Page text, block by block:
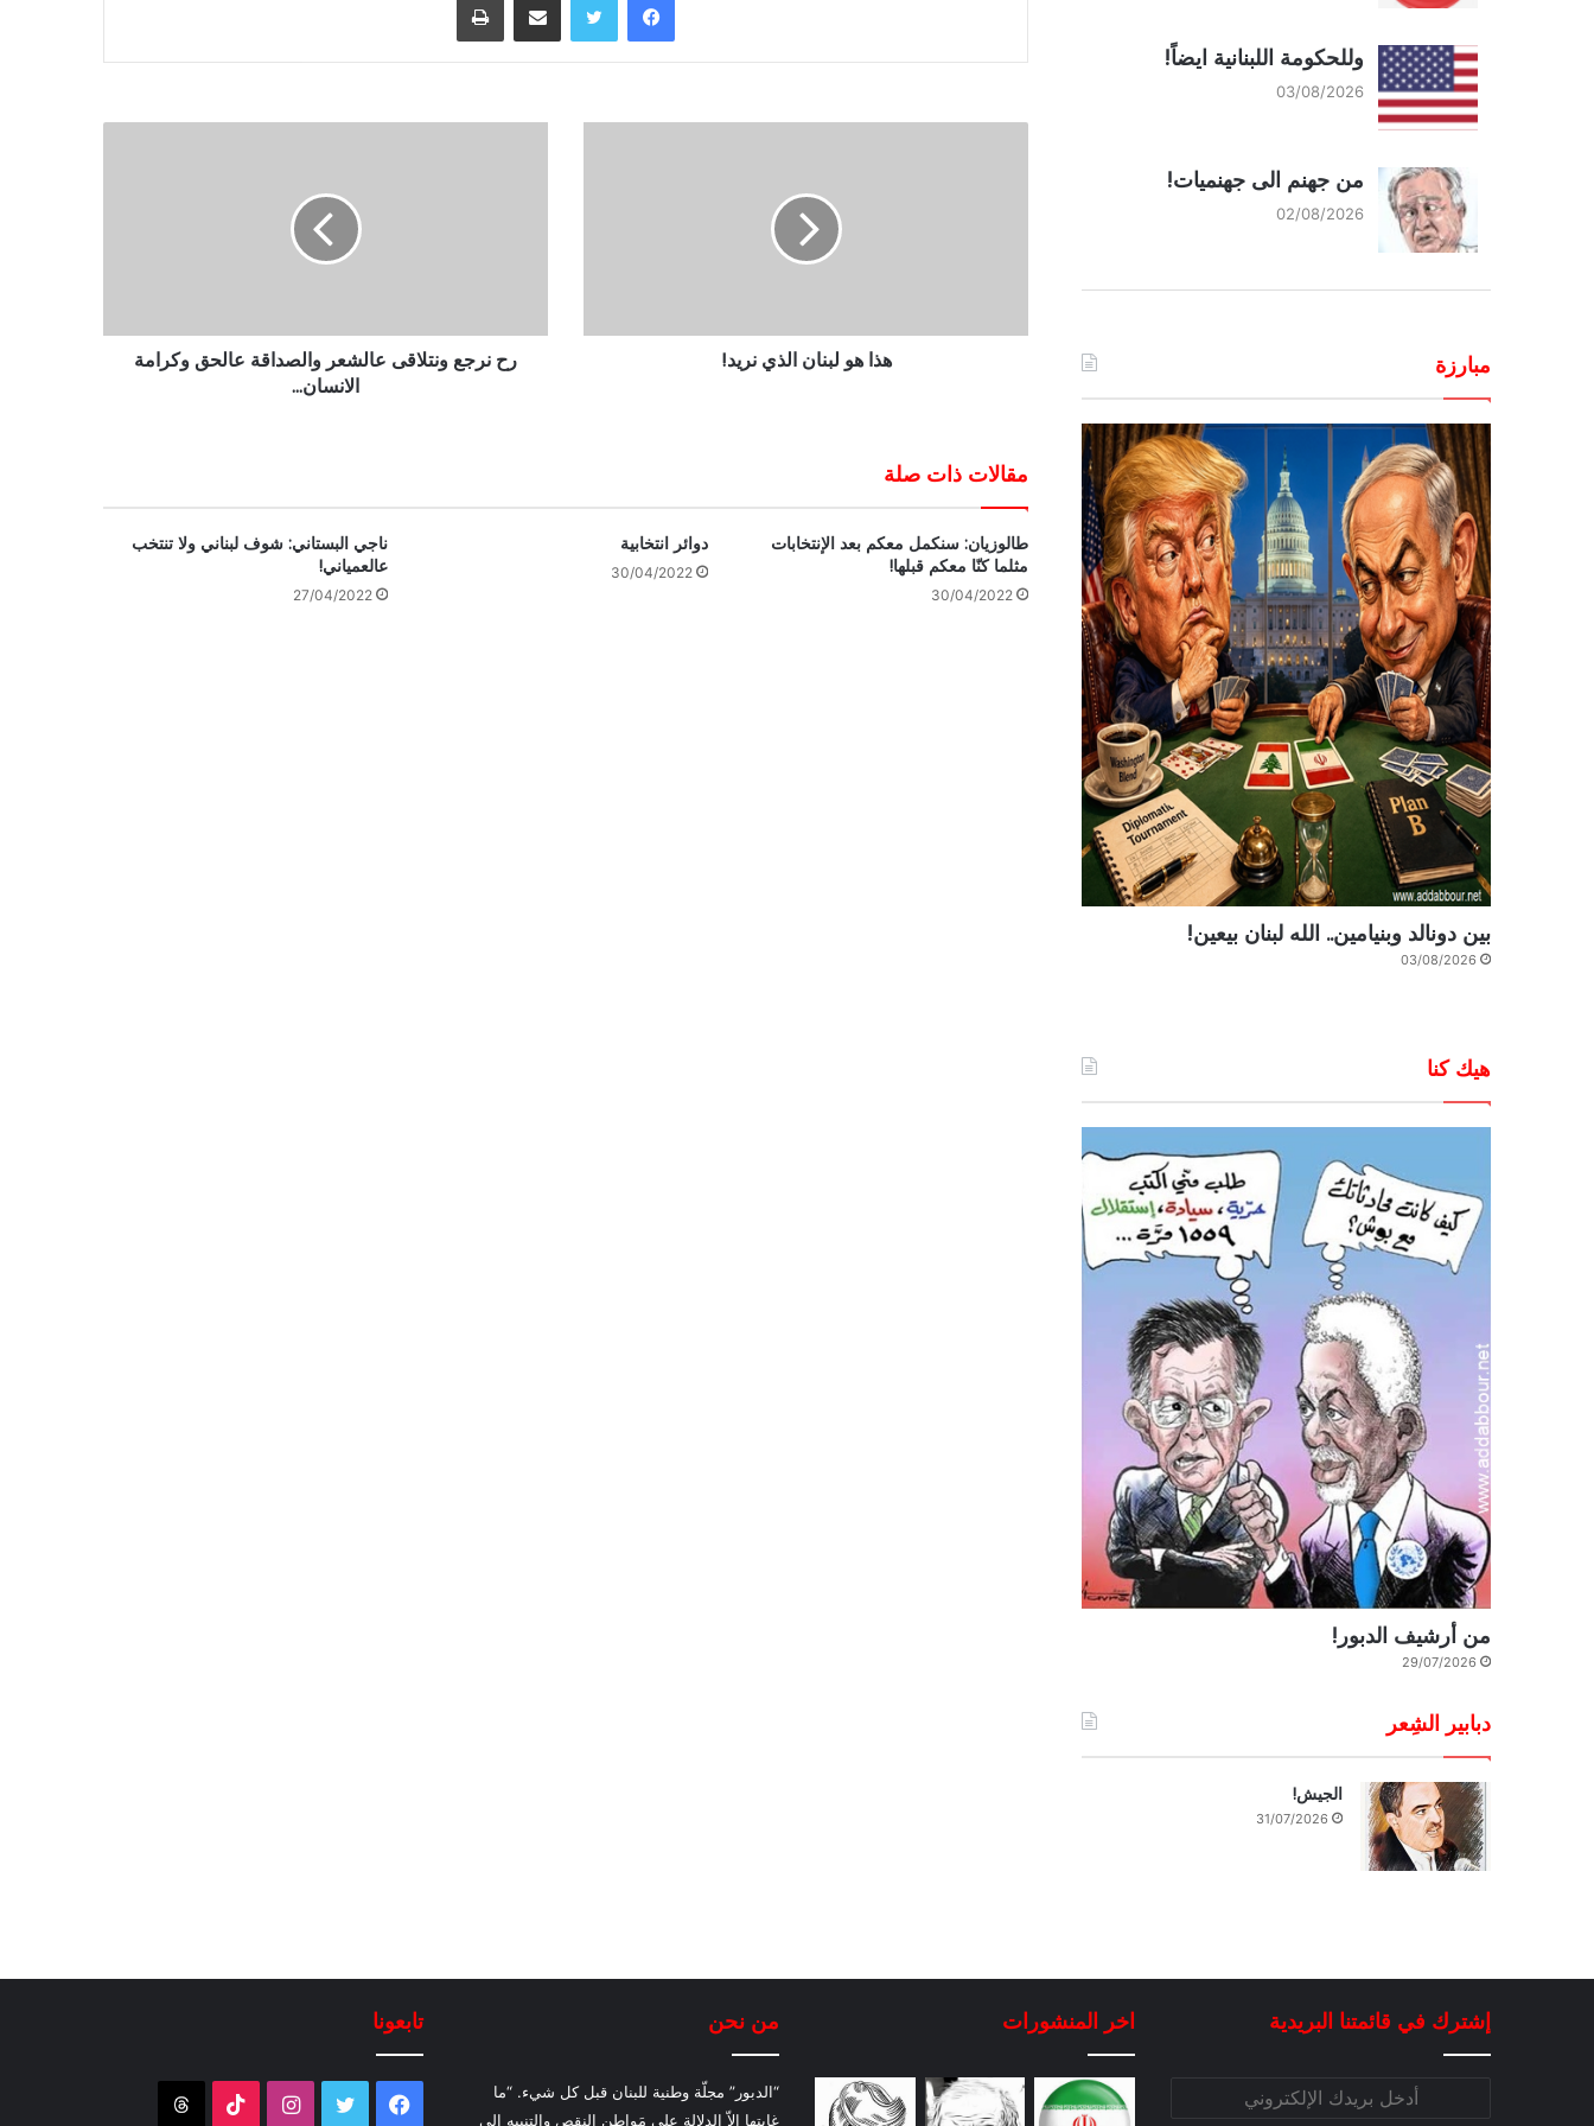
هذا هو لبنان الذي نريد!
رح نرجع ونتلاقى عالشعر والصداقة عالحق وكرامة
الانسان...
مقالات ذات صلة
طالوزيان: سنكمل معكم بعد الإنتخابات
مثلما كنّا معكم قبلها!
30/04/2022
دوائر انتخابية
30/04/2022
ناجي البستاني: شوف لبناني ولا تنتخب
عالعمياني!
27/04/2022
وللحكومة اللبنانية ايضاً!
03/08/2026
من جهنم الى جهنميات!
02/08/2026
مبارزة
بين دونالد وبنيامين.. الله لبنان بيعين!
03/08/2026
هيك كنا
من أرشيف الدبور!
29/07/2026
دبابير الشِعر
الجيش!
31/07/2026
إشترك في قائمتنا البريدية اخر المنشورات من نحن
“الدبور” مجلّة وطنية للبنان قبل كل شيء. “ما
غايتها إلاّ الدلالة على مَواطن النقص والتنبيه إلى
تابعونا
فيسبوك تويتر انستقرام‫TikTok